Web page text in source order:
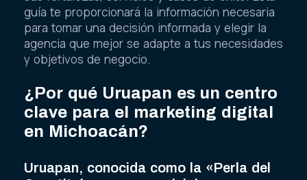
guía te proporcionará la información necesaria
para tomar una decisión informada y elegir la
agencia que mejor se adapte a tus necesidades
y objetivos de negocio.
¿Por qué Uruapan es un centro
clave para el marketing digital
en Michoacán?
Uruapan, conocida como la «Perla del